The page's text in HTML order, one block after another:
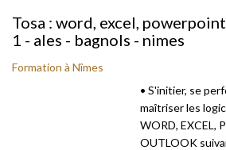
Tosa : word, excel,
1 - ales - bagnols - nimes
Formation à Nîmes
• S'initier, se
maîtriser les
WORD, EXCEL,
OUTLOOK